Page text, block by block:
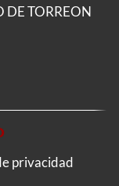
DE TORREON
privacidad